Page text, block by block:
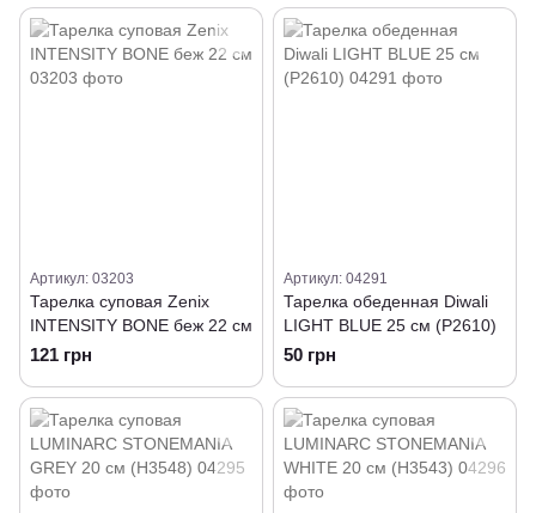
Артикул: 03203
Тарелка суповая Zenix
INTENSITY BONE беж 22 см
121 грн
Артикул: 04291
Тарелка обеденная Diwali
LIGHT BLUE 25 см (P2610)
50 грн